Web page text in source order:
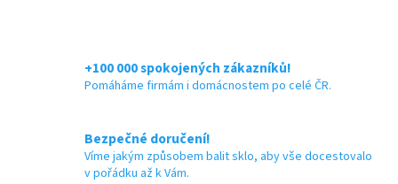
+100 000 spokojených zákazníků!
Pomáháme firmám i domácnostem po celé ČR.
Bezpečné doručení!
Víme jakým způsobem balit sklo, aby vše docestovalo
v pořádku až k Vám.